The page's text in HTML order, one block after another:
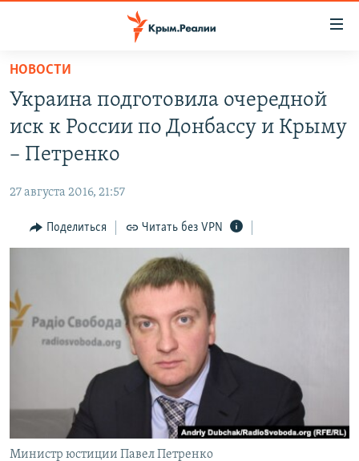
Вернуться
основному
содержанию
Вернутся
главной
навигации
Вернутся
СПЕЦПРОЕКТЫ
ГРУЗ 200
11 ЛЕТ ОККУПАЦИИ КРЫМА. 11 ИСТОРИЙ СОПРОТИВЛЕНИЯ
ВОДА
ЕЩЕ
ИНТЕРАКТИВ
ТЕЛЕПРОЕКТ КРЫМ.РЕАЛИИ
СОВЕТЫ ПРАВОЗАЩИТНИКОВ
ПРОПАВШИЕ БЕЗ ВЕСТИ
ПОБЕДИТЕЛЕЙ НЕ СУДЯТ?
КРЫМ.НЕПОКОРЕННЫЙ
РАДІО СВОБОДА
КАК ОБОЙТИ БЛОКИРОВКУ
Українською
Qırımtatar
ПРИСОЕДИНЯЙТЕСЬ!
НОВОСТИ
Украина подготовила очередной
иск к России по Донбассу и Крыму
– Петренко
27 августа 2016, 21:57
Поделиться Читать без VPN
Министр юстиции Павел Петренко